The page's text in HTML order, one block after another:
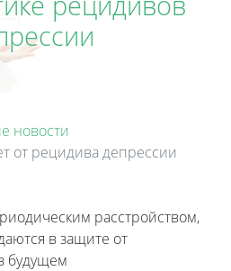
новости
от рецидива депрессии
расстройством,
в защите от
будущем